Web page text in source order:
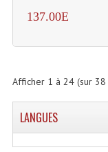
137.00E
Afficher 1 à 24(sur 38
LANGUES